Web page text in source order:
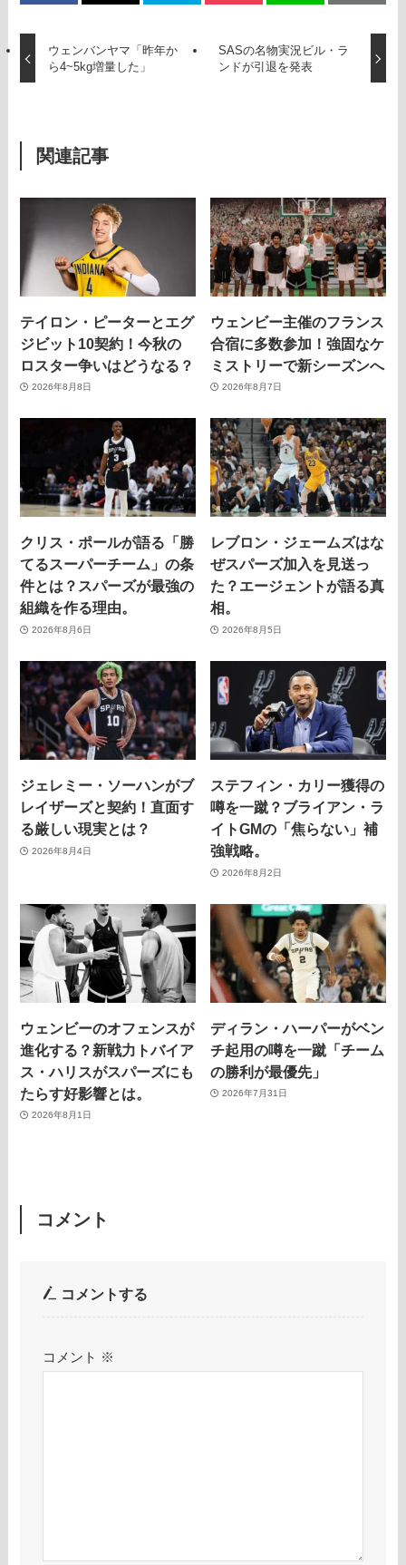
ウェンバンヤマ「昨年か
ら4~5kg増量した」
SASの名物実況ビル・ラ
ンドが引退を発表
関連記事
テイロン・ピーターとエグ
ジビット10契約！今秋の
ロスター争いはどうなる？
2026年8月8日
ウェンビー主催のフランス
合宿に多数参加！強固なケ
ミストリーで新シーズンへ
2026年8月7日
クリス・ポールが語る「勝
てるスーパーチーム」の条
件とは？スパーズが最強の
組織を作る理由。
2026年8月6日
レブロン・ジェームズはな
ぜスパーズ加入を見送っ
た？エージェントが語る真
相。
2026年8月5日
ジェレミー・ソーハンがブ
レイザーズと契約！直面す
る厳しい現実とは？
2026年8月4日
ステフィン・カリー獲得の
噂を一蹴？ブライアン・ラ
イトGMの「焦らない」補
強戦略。
2026年8月2日
ウェンビーのオフェンスが
進化する？新戦力トバイア
ス・ハリスがスパーズにも
たらす好影響とは。
2026年8月1日
ディラン・ハーパーがベン
チ起用の噂を一蹴「チーム
の勝利が最優先」
2026年7月31日
コメント
コメントする
コメント ※